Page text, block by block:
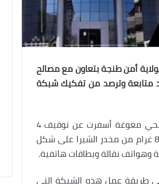
أمن طنجة بتعاون مع مصالح
متابعة وترصد من تفكيك شبكة
العملية الامنية والتي تمت من خلال مداهمة شقة بحي مغوغة أسفرت عن توقيف 4
اشخاص ( شابين وفتاتين ) وحجز كمية 4 كيلوغرام و800 غرام من مخدر الشيرا على شكل
وهواتف نقالة وبطاقات هاتفية.
طريقة عمل هذه الشبكة التي